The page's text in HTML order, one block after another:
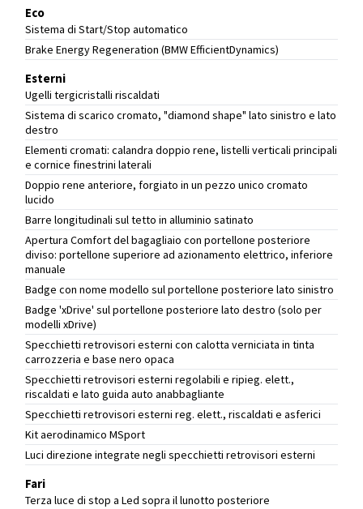
Eco
Sistema di Start/Stop automatico
Brake Energy Regeneration (BMW EfficientDynamics)
Esterni
Ugelli tergicristalli riscaldati
Sistema di scarico cromato, "diamond shape" lato sinistro e lato
destro
Elementi cromati: calandra doppio rene, listelli verticali principali
e cornice finestrini laterali
Doppio rene anteriore, forgiato in un pezzo unico cromato
lucido
Barre longitudinali sul tetto in alluminio satinato
Apertura Comfort del bagagliaio con portellone posteriore
diviso: portellone superiore ad azionamento elettrico, inferiore
manuale
Badge con nome modello sul portellone posteriore lato sinistro
Badge 'xDrive' sul portellone posteriore lato destro (solo per
modelli xDrive)
Specchietti retrovisori esterni con calotta verniciata in tinta
carrozzeria e base nero opaca
Specchietti retrovisori esterni regolabili e ripieg. elett.,
riscaldati e lato guida auto anabbagliante
Specchietti retrovisori esterni reg. elett., riscaldati e asferici
Kit aerodinamico MSport
Luci direzione integrate negli specchietti retrovisori esterni
Fari
Terza luce di stop a Led sopra il lunotto posteriore